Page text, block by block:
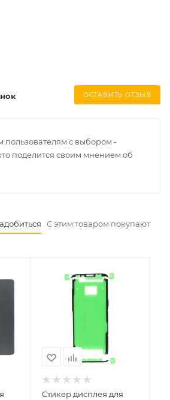
ОСТАВИТЬ ОТЗЫВ
пользователям с выбором -
поделится своим мнением об
С этим товаром покупают
Стикер дисплея для